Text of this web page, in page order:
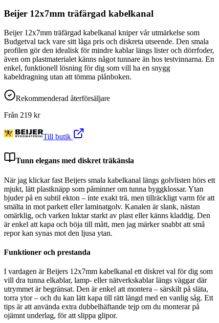
Beijer 12x7mm träfärgad kabelkanal
Beijer 12x7mm träfärgad kabelkanal kniper vår utmärkelse som
Budgetval tack vare sitt låga pris och diskreta utseende. Den smala
profilen gör den idealisk för mindre kablar längs lister och dörrfoder,
även om plastmaterialet känns något tunnare än hos testvinnarna. En
enkel, funktionell lösning för dig som vill ha en snygg
kabeldragning utan att tömma plånboken.
Rekommenderad återförsäljare
Från 219 kr
Till butik
Tunn elegans med diskret träkänsla
När jag klickar fast Beijers smala kabelkanal längs golvlisten hörs ett
mjukt, lätt plastknäpp som påminner om tunna byggklossar. Ytan
bjuder på en subtil ekton – inte exakt trä, men tillräckligt varm för att
smälta in mot parkett eller laminatgolv. Kanalen är slank, nästan
omärklig, och varken luktar starkt av plast eller känns kladdig. Den
är enkel att kapa och böja till mått, men jag märker snabbt att små
repor kan synas mot den ljusa ytan.
Funktioner och prestanda
I vardagen är Beijers 12x7mm kabelkanal ett diskret val för dig som
vill dra tunna elkablar, lamp- eller nätverkskablar längs väggar där
utrymmet är begränsat. Den är enkel att montera – särskilt på släta,
torra ytor – och du kan lätt kapa till rätt längd med en vanlig såg. Ett
tips är att använda extra dubbelhäftande tejp om du monterar på
ojämnt underlag, för att slippa glipor.